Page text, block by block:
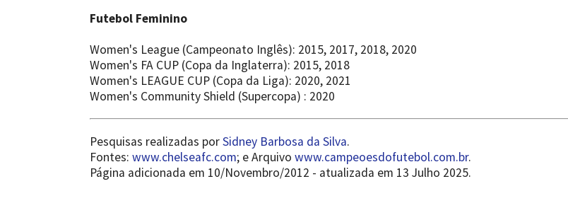
Futebol Feminino
Women's League (Campeonato Inglês): 2015, 2017, 2018, 2020
Women's FA CUP (Copa da Inglaterra): 2015, 2018
Women's LEAGUE CUP (Copa da Liga): 2020, 2021
Women's Community Shield (Supercopa) : 2020
Pesquisas realizadas porSidney Barbosa da Silva.
Fontes: www.chelseafc.com; e Arquivo www.campeoesdofutebol.com.br.
Página adicionada em 10/Novembro/2012 - atualizada em 13 Julho 2025.